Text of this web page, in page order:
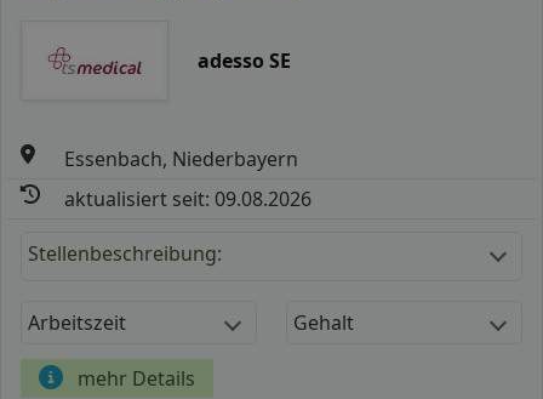
adesso SE
Essenbach, Niederbayern
aktualisiert seit: 09.08.2026
Stellenbeschreibung:
Arbeitszeit Gehalt
mehr Details